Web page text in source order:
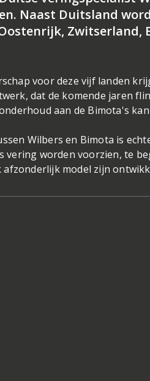
Naast Duitsland
Zwitserland,
voor deze vijf landen
dat de komende jaren
aan de Bimota's
Wilbers en Bimota is
vering worden voorzien, te
afzonderlijk model zijn